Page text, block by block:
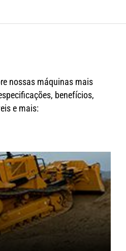
nossas máquinas mais
benefícios,
e mais: